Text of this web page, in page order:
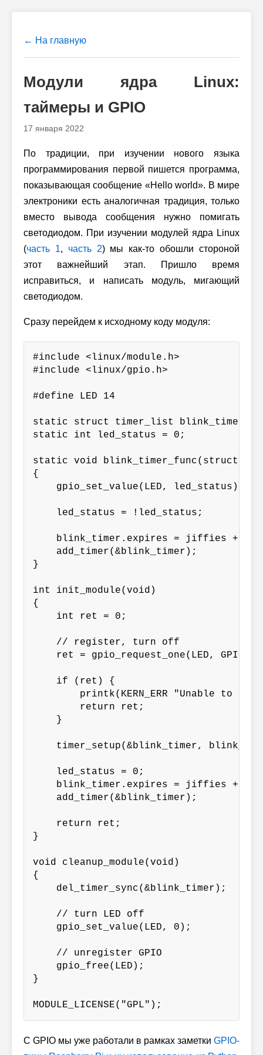
← На главную
Модули ядра Linux:
таймеры и GPIO
17 января 2022
По традиции, при изучении нового языка
программирования первой пишется программа,
показывающая сообщение «Hello world». В мире
электроники есть аналогичная традиция, только
вместо вывода сообщения нужно помигать
светодиодом. При изучении модулей ядра Linux
(часть 1, часть 2) мы как-то обошли стороной
этот важнейший этап. Пришло время
исправиться, и написать модуль, мигающий
светодиодом.
Сразу перейдем к исходному коду модуля:
#include <linux/module.h>
#include <linux/gpio.h>
#define LED 14
static struct timer_list blink_timer;
static int led_status = 0;
static void blink_timer_func(struct
{
    gpio_set_value(LED, led_status);
    led_status = !led_status;
blink_timer.expires = jiffies +
    add_timer(&blink_timer);
}
int init_module(void)
{
    int ret = 0;
    // register, turn off
ret = gpio_request_one(LED,
    if (ret) {
printk(KERN_ERR "Unable to
        return ret;
    }
timer_setup(&blink_timer,
    led_status = 0;
blink_timer.expires = jiffies +
    add_timer(&blink_timer);
    return ret;
}
void cleanup_module(void)
{
    del_timer_sync(&blink_timer);
    // turn LED off
    gpio_set_value(LED, 0);
    // unregister GPIO
    gpio_free(LED);
}
MODULE_LICENSE("GPL");
С GPIO мы уже работали в рамках заметки GPIO-